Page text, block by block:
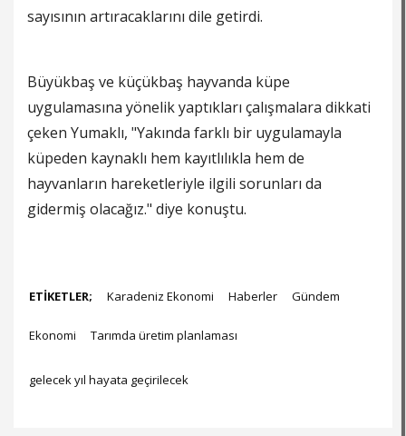
sayısının artıracaklarını dile getirdi.
Büyükbaş ve küçükbaş hayvanda küpe
uygulamasına yönelik yaptıkları çalışmalara dikkati
çeken Yumaklı, "Yakında farklı bir uygulamayla
küpeden kaynaklı hem kayıtlılıkla hem de
hayvanların hareketleriyle ilgili sorunları da
gidermiş olacağız." diye konuştu.
ETİKETLER; Karadeniz Ekonomi Haberler Gündem
Ekonomi Tarımda üretim planlaması
gelecek yıl hayata geçirilecek